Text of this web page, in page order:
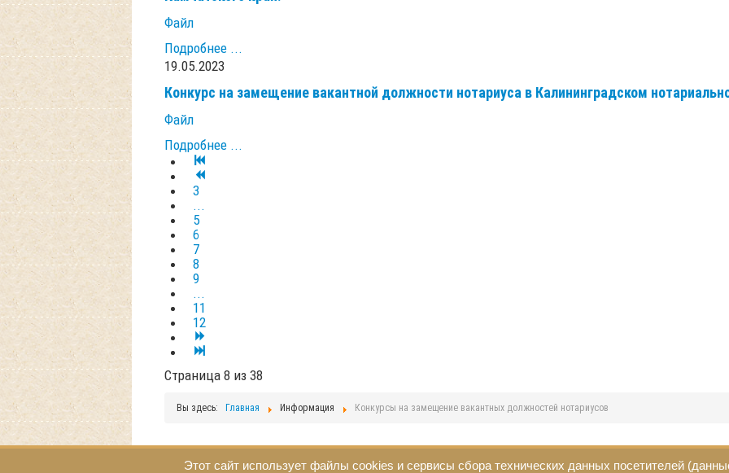
Файл
Подробнее ...
19.05.2023
Конкурс на замещение вакантной должности нотариуса в Калининградском
Файл
Подробнее ...
3
...
5
6
7
8
9
...
11
12
Страница 8 из 38
Вы здесь: Главная Информация Конкурсы на замещение вакантных должностей нотариусов
Этот сайт использует файлы cookies и сервисы сбора технических данных посетителей